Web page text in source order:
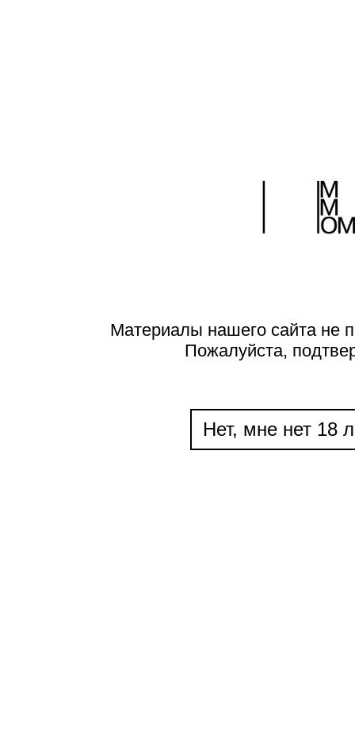
Материалы нашего сайта не
Пожалуйста,
Нет, мне нет 18